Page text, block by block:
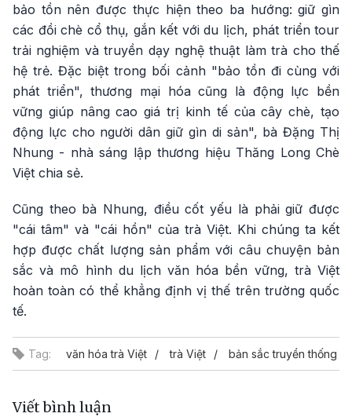
bảo tồn nên được thực hiện theo ba hướng: giữ gìn
các đồi chè cổ thụ, gắn kết với du lịch, phát triển tour
trải nghiệm và truyền dạy nghệ thuật làm trà cho thế
hệ trẻ. Đặc biệt trong bối cảnh "bảo tồn đi cùng với
phát triển", thương mại hóa cũng là động lực bền
vững giúp nâng cao giá trị kinh tế của cây chè, tạo
động lực cho người dân giữ gìn di sản", bà Đặng Thị
Nhung - nhà sáng lập thương hiệu Thăng Long Chè
Việt chia sẻ.
Cũng theo bà Nhung, điều cốt yếu là phải giữ được
"cái tâm" và "cái hồn" của trà Việt. Khi chúng ta kết
hợp được chất lượng sản phẩm với câu chuyện bản
sắc và mô hình du lịch văn hóa bền vững, trà Việt
hoàn toàn có thể khẳng định vị thế trên trường quốc
tế.
Tag: văn hóa trà Việt trà Việt bản sắc truyền thống
Viết bình luận